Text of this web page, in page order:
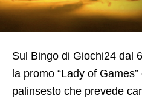
Sul Bingo di Giochi24 dal
la promo “Lady of
palinsesto che prevede